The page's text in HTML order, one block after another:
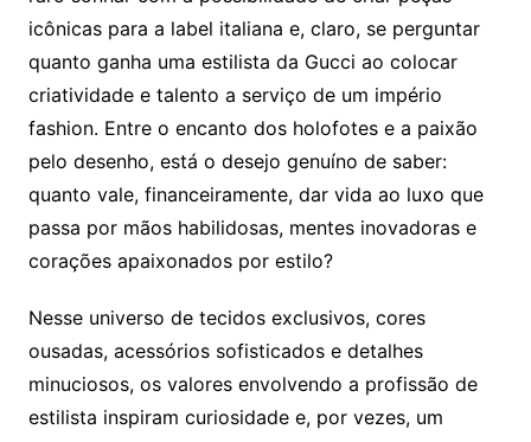
icônicas para a label italiana e, claro, se perguntar
quanto ganha uma estilista da Gucci ao colocar
criatividade e talento a serviço de um império
fashion. Entre o encanto dos holofotes e a paixão
pelo desenho, está o desejo genuíno de saber:
quanto vale, financeiramente, dar vida ao luxo que
passa por mãos habilidosas, mentes inovadoras e
corações apaixonados por estilo?
Nesse universo de tecidos exclusivos, cores
ousadas, acessórios sofisticados e detalhes
minuciosos, os valores envolvendo a profissão de
estilista inspiram curiosidade e, por vezes, um